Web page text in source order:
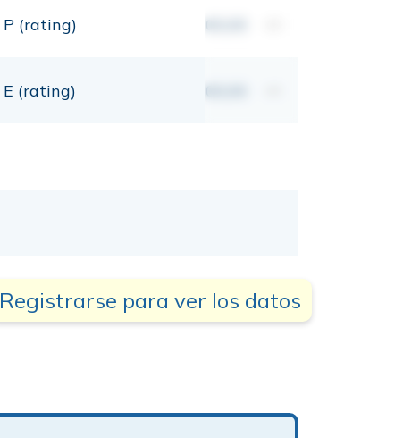
P (rating) 00,00
E (rating) 00,00
Registrarse para ver los datos